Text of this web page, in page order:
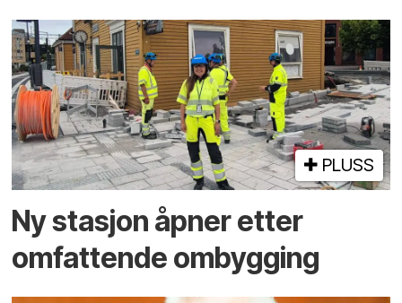
PLUSS
Ny stasjon åpner etter
omfattende ombygging